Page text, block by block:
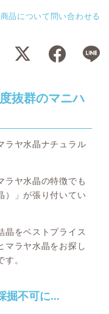
品について問い合わせる
抜群のマニハ
ラヤ水晶ナチュラル
ラヤ水晶の特徴でも
）」が張り付いてい
晶をベストプライス
マラヤ水晶をお探し
。
掘不可に...